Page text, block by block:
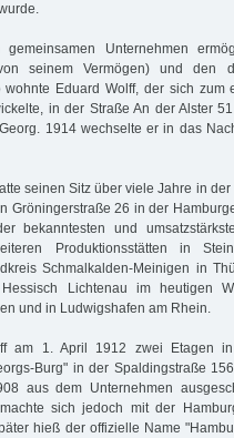
Unternehmen
seinem Vermögen) und den
Eduard Wolff, der sich zum
in der Straße An der Alster
1914 wechselte er in das
seinen Sitz über viele Jahre in
Gröningerstraße 26 in der
bekanntesten und
Produktionsstätten in
Schmalkalden-Meinigen in
Lichtenau im heutigen
und in Ludwigshafen am Rhein.
am 1. April 1912 zwei Etagen
Burg" in der Spaldingstraße
aus dem Unternehmen
sich jedoch mit der
hieß der offizielle Name